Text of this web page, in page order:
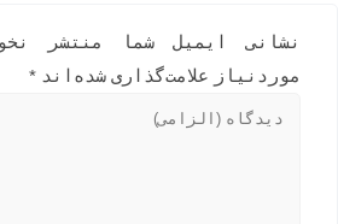
نشانی ایمیل شما منتشر
موردنیاز علامت‌گذاری شده‌اند *